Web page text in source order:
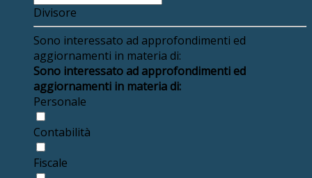
Divisore
Sono interessato ad approfondimenti ed
aggiornamenti in materia di:
Sono interessato ad approfondimenti ed
aggiornamenti in materia di:
Personale
Contabilità
Fiscale